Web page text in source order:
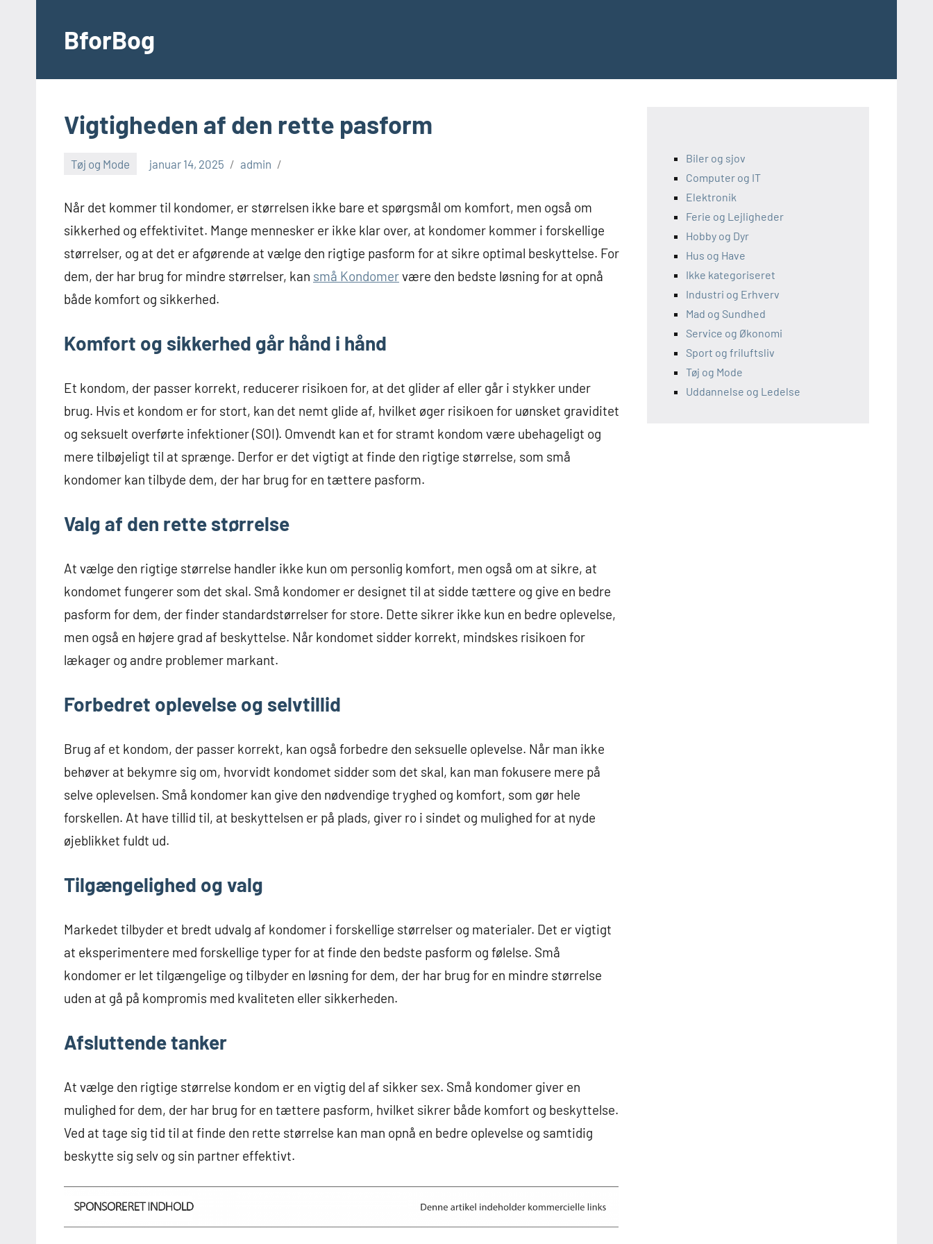
indholdBforBog
Vigtigheden af den rette pasform
Tøj og Mode januar 14, 2025 admin
Når det kommer til kondomer, er størrelsen ikke bare et spørgsmål om komfort, men også om
sikkerhed og effektivitet. Mange mennesker er ikke klar over, at kondomer kommer i forskellige
størrelser, og at det er afgørende at vælge den rigtige pasform for at sikre optimal beskyttelse. For
dem, der har brug for mindre størrelser, kan små Kondomervære den bedste løsning for at opnå
både komfort og sikkerhed.
Komfort og sikkerhed går hånd i hånd
Et kondom, der passer korrekt, reducerer risikoen for, at det glider af eller går i stykker under
brug. Hvis et kondom er for stort, kan det nemt glide af, hvilket øger risikoen for uønsket graviditet
og seksuelt overførte infektioner (SOI). Omvendt kan et for stramt kondom være ubehageligt og
mere tilbøjeligt til at sprænge. Derfor er det vigtigt at finde den rigtige størrelse, som små
kondomer kan tilbyde dem, der har brug for en tættere pasform.
Valg af den rette størrelse
At vælge den rigtige størrelse handler ikke kun om personlig komfort, men også om at sikre, at
kondomet fungerer som det skal. Små kondomer er designet til at sidde tættere og give en bedre
pasform for dem, der finder standardstørrelser for store. Dette sikrer ikke kun en bedre oplevelse,
men også en højere grad af beskyttelse. Når kondomet sidder korrekt, mindskes risikoen for
lækager og andre problemer markant.
Forbedret oplevelse og selvtillid
Brug af et kondom, der passer korrekt, kan også forbedre den seksuelle oplevelse. Når man ikke
behøver at bekymre sig om, hvorvidt kondomet sidder som det skal, kan man fokusere mere på
selve oplevelsen. Små kondomer kan give den nødvendige tryghed og komfort, som gør hele
forskellen. At have tillid til, at beskyttelsen er på plads, giver ro i sindet og mulighed for at nyde
øjeblikket fuldt ud.
Tilgængelighed og valg
Markedet tilbyder et bredt udvalg af kondomer i forskellige størrelser og materialer. Det er vigtigt
at eksperimentere med forskellige typer for at finde den bedste pasform og følelse. Små
kondomer er let tilgængelige og tilbyder en løsning for dem, der har brug for en mindre størrelse
uden at gå på kompromis med kvaliteten eller sikkerheden.
Afsluttende tanker
At vælge den rigtige størrelse kondom er en vigtig del af sikker sex. Små kondomer giver en
mulighed for dem, der har brug for en tættere pasform, hvilket sikrer både komfort og beskyttelse.
Ved at tage sig tid til at finde den rette størrelse kan man opnå en bedre oplevelse og samtidig
beskytte sig selv og sin partner effektivt.
Biler og sjov
Computer og IT
Elektronik
Ferie og Lejligheder
Hobby og Dyr
Hus og Have
Ikke kategoriseret
Industri og Erhverv
Mad og Sundhed
Service og Økonomi
Sport og friluftsliv
Tøj og Mode
Uddannelse og Ledelse